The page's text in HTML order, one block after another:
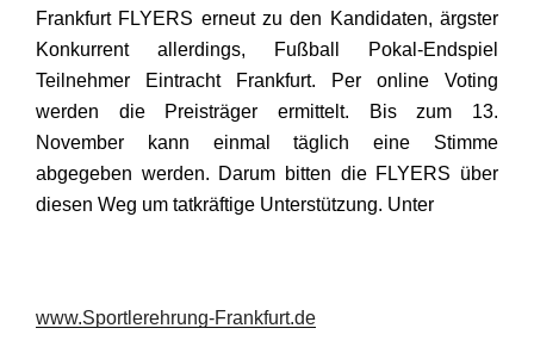
Frankfurt FLYERS erneut zu den Kandidaten, ärgster
Konkurrent allerdings, Fußball Pokal-Endspiel
Teilnehmer Eintracht Frankfurt. Per online Voting
werden die Preisträger ermittelt. Bis zum 13.
November kann einmal täglich eine Stimme
abgegeben werden. Darum bitten die FLYERS über
diesen Weg um tatkräftige Unterstützung. Unter
www.Sportlerehrung-Frankfurt.de